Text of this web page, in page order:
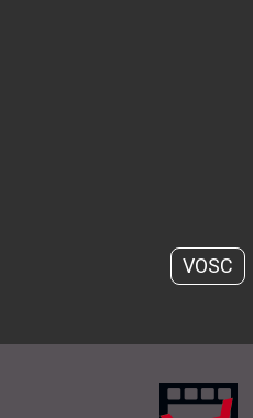
VOSC